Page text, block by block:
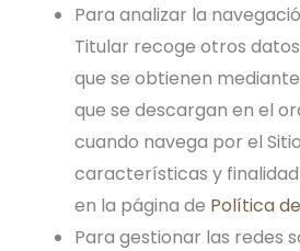
Para analizar la
Titular recoge otros
que se obtienen
que se descargan en el
cuando navega por el
características y
en la página de Política
Para gestionar las redes